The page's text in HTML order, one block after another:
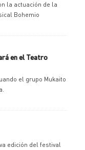
la actuación de la
Bohemio
en el Teatro
el grupo Mukaito
edición del festival